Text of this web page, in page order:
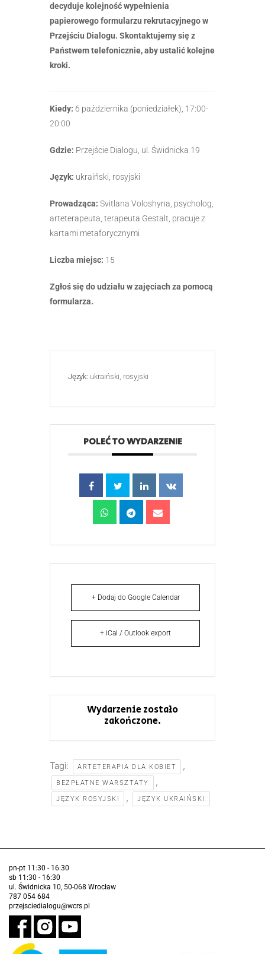
decyduje kolejność wypełnienia
papierowego formularzu rekrutacyjnego w
Przejściu Dialogu. Skontaktujemy się z
Państwem telefonicznie, aby ustalić kolejne
kroki.
Kiedy: 6 października (poniedziałek), 17:00-
20:00
Gdzie: Przejście Dialogu, ul. Świdnicka 19
Język: ukraiński, rosyjski
Prowadząca: Svitlana Voloshyna, psycholog,
arteterapeuta, terapeuta Gestalt, pracuje z
kartami metaforycznymi
Liczba miejsc: 15
Zgłoś się do udziału w zajęciach za pomocą
formularza.
Język: ukraiński, rosyjski
POLEĆ TO WYDARZENIE
+ Dodaj do Google Calendar
+ iCal / Outlook export
Wydarzenie zostało
zakończone.
Tagi: ARTETERAPIA DLA KOBIET ,
BEZPŁATNE WARSZTATY ,
JĘZYK ROSYJSKI , JĘZYK UKRAIŃSKI
pn-pt 11:30 - 16:30
sb 11:30 - 16:30
ul. Świdnicka 10, 50-068 Wrocław
787 054 684
przejsciedialogu@wcrs.pl